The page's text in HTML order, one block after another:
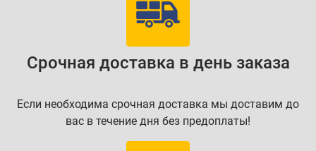
Срочная доставка в день заказа
Если необходима срочная доставка мы доставим до
вас в течение дня без предоплаты!